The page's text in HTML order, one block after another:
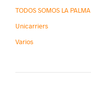
TODOS SOMOS LA PALMA
Unicarriers
Varios